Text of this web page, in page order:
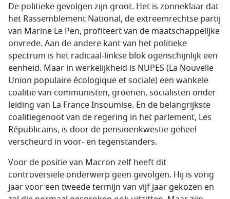
De politieke gevolgen zijn groot. Het is zonneklaar dat
het Rassemblement National, de extreemrechtse partij
van Marine Le Pen, profiteert van de maatschappelijke
onvrede. Aan de andere kant van het politieke
spectrum is het radicaal-linkse blok ogenschijnlijk een
eenheid. Maar in werkelijkheid is NUPES (La Nouvelle
Union populaire écologique et sociale) een wankele
coalitie van communisten, groenen, socialisten onder
leiding van La France Insoumise. En de belangrijkste
coalitiegenoot van de regering in het parlement, Les
Républicains, is door de pensioenkwestie geheel
verscheurd in voor- en tegenstanders.
Voor de positie van Macron zelf heeft dit
controversiële onderwerp geen gevolgen. Hij is vorig
jaar voor een tweede termijn van vijf jaar gekozen en